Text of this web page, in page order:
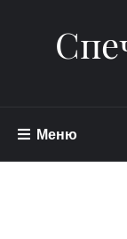
Меню